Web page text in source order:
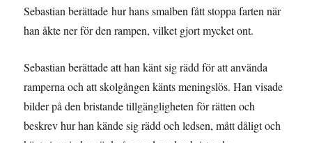
Sebastian berättade hur hans smalben fått stoppa farten när
han åkte ner för den rampen, vilket gjort mycket ont.
Sebastian berättade att han känt sig rädd för att använda
ramperna och att skolgången känts meningslös. Han visade
bilder på den bristande tillgängligheten för rätten och
beskrev hur han kände sig rädd och ledsen, mått dåligt och